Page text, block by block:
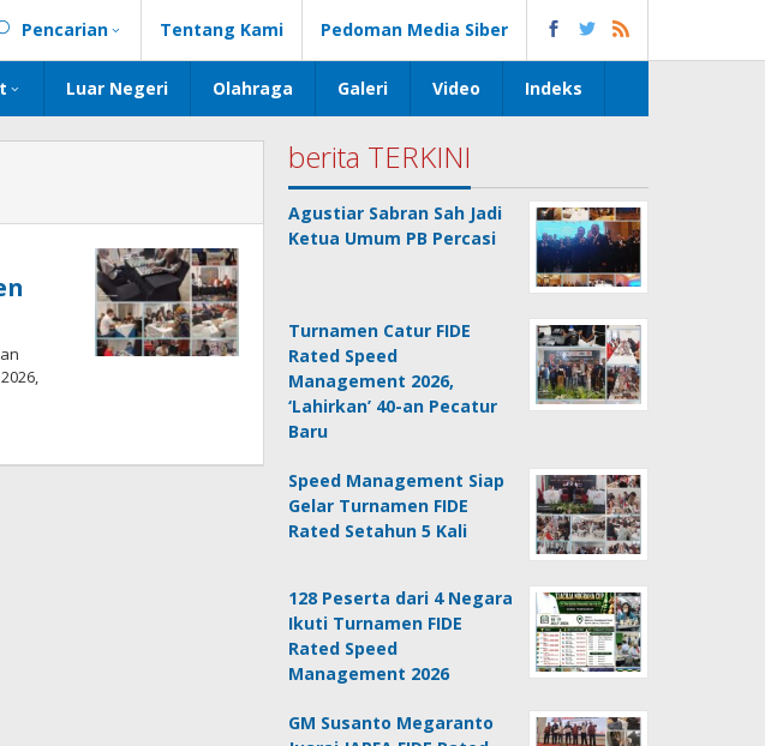
Pencarian Tentang Kami Pedoman Media Siber
Luar Negeri Olahraga Galeri Video Indeks
berita TERKINI
Agustiar Sabran Sah Jadi
Ketua Umum PB Percasi
Turnamen Catur FIDE
Rated Speed
Management 2026,
‘Lahirkan’ 40-an Pecatur
Baru
Speed Management Siap
Gelar Turnamen FIDE
Rated Setahun 5 Kali
128 Peserta dari 4 Negara
Ikuti Turnamen FIDE
Rated Speed
Management 2026
GM Susanto Megaranto